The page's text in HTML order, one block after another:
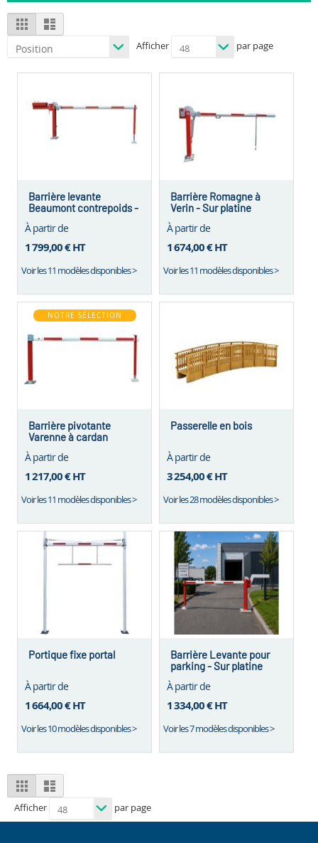
View
as
Grid List
Afficher par page
Barrière levante
Beaumont contrepoids -
À partir de
1 799,00 €HT
Voir les 11 modèles disponibles >
Barrière Romagne à
Verin - Sur platine
À partir de
1 674,00 €HT
Voir les 11 modèles disponibles >
NOTRE SÉLECTION
Barrière pivotante
Varenne à cardan
À partir de
1 217,00 €HT
Voir les 11 modèles disponibles >
Passerelle en bois
À partir de
3 254,00 €HT
Voir les 28 modèles disponibles >
Portique fixe portal
À partir de
1 664,00 €HT
Voir les 10 modèles disponibles >
Barrière Levante pour
parking - Sur platine
À partir de
1 334,00 €HT
Voir les 7 modèles disponibles >
View
as
Grid List
Afficher par page